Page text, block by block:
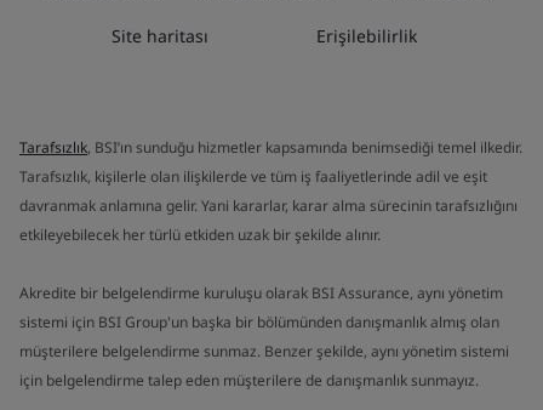
Site haritası Erişilebilirlik
Tarafsızlık, BSI’ın sunduğu hizmetler kapsamında benimsediği temel ilkedir.
Tarafsızlık, kişilerle olan ilişkilerde ve tüm iş faaliyetlerinde adil ve eşit
davranmak anlamına gelir. Yani kararlar, karar alma sürecinin tarafsızlığını
etkileyebilecek her türlü etkiden uzak bir şekilde alınır.
Akredite bir belgelendirme kuruluşu olarak BSI Assurance, aynı yönetim
sistemi için BSI Group'un başka bir bölümünden danışmanlık almış olan
müşterilere belgelendirme sunmaz. Benzer şekilde, aynı yönetim sistemi
için belgelendirme talep eden müşterilere de danışmanlık sunmayız.